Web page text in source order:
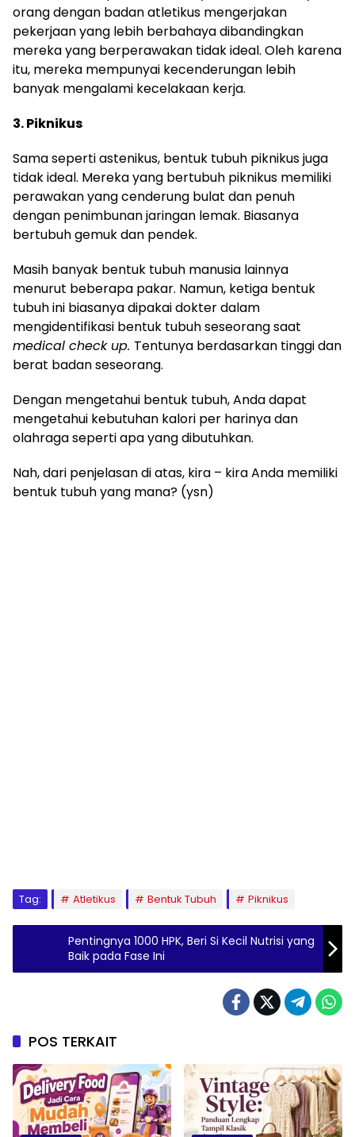
orang dengan badan atletikus mengerjakan
pekerjaan yang lebih berbahaya dibandingkan
mereka yang berperawakan tidak ideal. Oleh karena
itu, mereka mempunyai kecenderungan lebih
banyak mengalami kecelakaan kerja.
3. Piknikus
Sama seperti astenikus, bentuk tubuh piknikus juga
tidak ideal. Mereka yang bertubuh piknikus memiliki
perawakan yang cenderung bulat dan penuh
dengan penimbunan jaringan lemak. Biasanya
bertubuh gemuk dan pendek.
Masih banyak bentuk tubuh manusia lainnya
menurut beberapa pakar. Namun, ketiga bentuk
tubuh ini biasanya dipakai dokter dalam
mengidentifikasi bentuk tubuh seseorang saat
medical check up. Tentunya berdasarkan tinggi dan
berat badan seseorang.
Dengan mengetahui bentuk tubuh, Anda dapat
mengetahui kebutuhan kalori per harinya dan
olahraga seperti apa yang dibutuhkan.
Nah, dari penjelasan di atas, kira – kira Anda memiliki
bentuk tubuh yang mana? (ysn)
Tag: Atletikus Bentuk Tubuh Piknikus
Pentingnya 1000 HPK, Beri Si Kecil Nutrisi yang
Baik pada Fase Ini
POS TERKAIT